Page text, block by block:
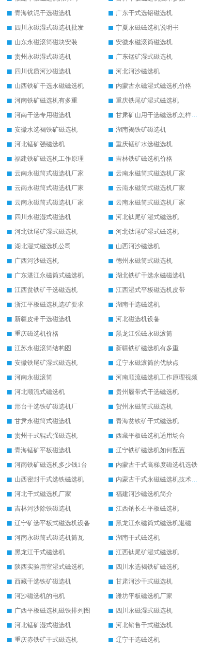
青海铁泥干选磁选机
广东干式选铝磁选机
四川永磁湿式磁选机批发
宁夏永磁磁选机说明书
山东永磁滚筒磁块安装
安徽永磁滚筒磁选机
贵州永磁湿式磁选机
广东锰矿湿式磁选机
四川优质河沙磁选机
河北河沙磁选机
山西铁矿干选永磁磁选机
内蒙古永磁湿式磁选机价格
河南铁矿磁选机有多重
重庆铁尾矿湿式磁选机
河南干选专用磁选机
甘肃矿山用干选磁选机怎样调磁
安徽水选褐铁矿磁选机
湖南褐铁矿磁选机
河北锰矿强磁选机
重庆锰矿水选磁选机
福建铁矿磁选机工作原理
吉林铁矿磁选机价格
云南永磁筒式磁选机厂家
云南永磁筒式磁选机厂家
云南永磁筒式磁选机厂家
云南永磁筒式磁选机厂家
云南永磁筒式磁选机厂家
云南永磁筒式磁选机厂家
四川永磁湿式磁选机
河北钛尾矿湿式磁选机
河北钛尾矿湿式磁选机
河北钛尾矿湿式磁选机
湖北湿式磁选机公司
山西河沙磁选机
广西河沙磁选机
德州永磁筒式磁选机
广东湛江永磁筒式磁选机
湖北铁矿干选永磁磁选机
江西贫铁矿干选磁选机
江西湿式平板磁选机皮带
浙江平板磁选机选矿要求
湖南干选磁选机
新疆皮带干选磁选机
河北磁选机设备
重庆磁选机价格
黑龙江强磁永磁滚筒
江苏永磁滚筒结构图
新疆铁矿磁选机有多重
安徽铁尾矿湿式磁选机
辽宁永磁滚筒的优缺点
河南永磁滚筒
河南顺流磁选机工作原理视频
河北顺流式磁选机
贵州履带式干选磁选机
邢台干选铁矿磁选机厂
贺州永磁筒式磁选机
甘肃永磁筒式磁选机
青海贫铁矿干式磁选机
贵州干式辊式强磁选机
西藏平板磁选机适用场合
青海锰矿平板磁选机
辽宁铁矿磁选机如何配置
河南铁矿磁选机多少钱1台
内蒙古干式高梯度磁选机选铁
山西密封干式选铁磁选机
内蒙古干式永磁磁选机技术要求
河北干式磁选机厂家
福建河沙磁选机简介
吉林河沙除铁磁选机
江西钠长石平板磁选机
辽宁矿选平板式磁选机设备
黑龙江永磁筒式磁选机退磁
河南永磁筒式磁选机筒瓦
湖南干式磁选机
黑龙江干式磁选机
江西钛尾矿湿式磁选机
陕西实验用室湿式磁选机
四川水选褐铁矿磁选机
西藏干选铁矿磁选机
甘肃河沙干式磁选机
河沙磁选机的电机
潍坊平板磁选机厂家
广西平板磁选机磁铁排列图
四川永磁湿式磁选机
河北锰矿湿式磁选机
河北销售干式磁选机
重庆赤铁矿干式磁选机
辽宁干选磁选机